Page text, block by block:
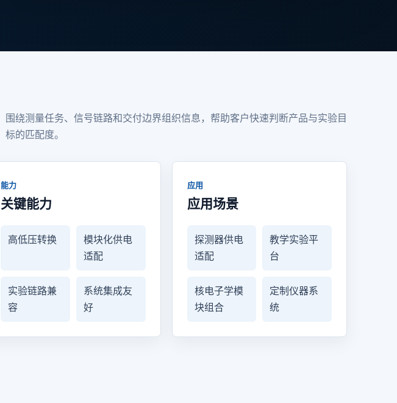
围绕测量任务、信号链路和交付边界组织信息，帮助客户快速判断产品与实验目
标的匹配度。
能力
关键能力
高低压转换
模块化供电
适配
实验链路兼
容
系统集成友
好
应用
应用场景
探测器供电
适配
教学实验平
台
核电子学模
块组合
定制仪器系
统